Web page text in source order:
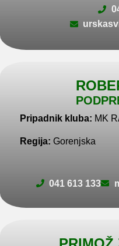
Pripadnik kluba: MK
Regija: Gorenjska
041 613 133